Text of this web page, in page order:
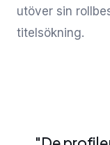
utöver sin
titelsökning.